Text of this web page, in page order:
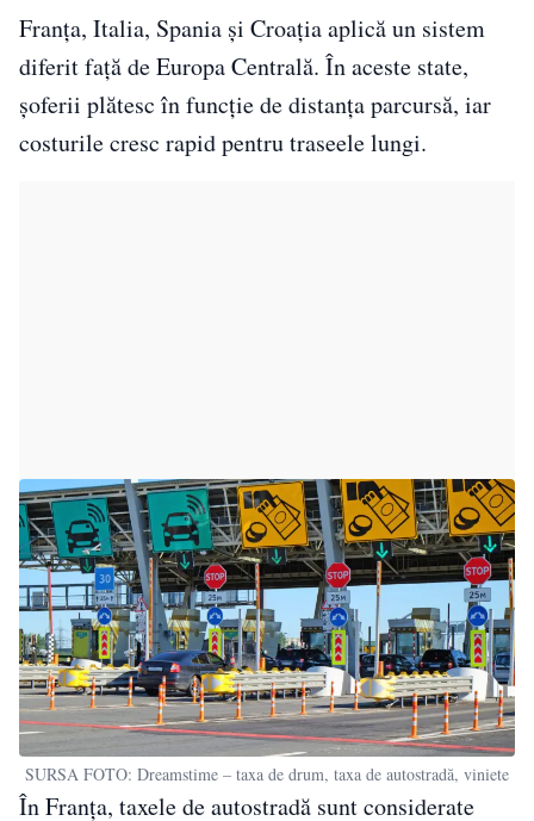
Franța, Italia, Spania și Croația aplică un sistem
diferit față de Europa Centrală. În aceste state,
șoferii plătesc în funcție de distanța parcursă, iar
costurile cresc rapid pentru traseele lungi.
SURSA FOTO: Dreamstime – taxa de drum, taxa de autostradă, viniete
În Franța, taxele de autostradă sunt considerate